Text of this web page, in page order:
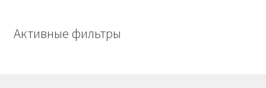
Активные фильтры